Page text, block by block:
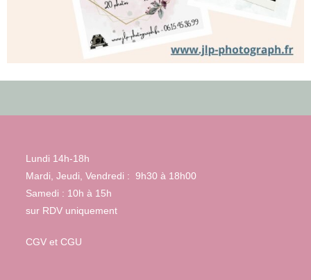
Lundi 14h-18h
Mardi, Jeudi, Vendredi : 9h30 à 18h00
Samedi : 10h à 15h
sur RDV uniquement
CGV et CGU